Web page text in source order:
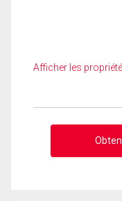
Afficher les